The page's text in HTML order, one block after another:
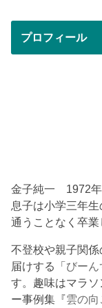
プロフィール
金子純一 1972年
息子は小学三年
通うことなく卒業
不登校や親子関
届けする「びーん
す。趣味はマラ
ー事例集『雲の